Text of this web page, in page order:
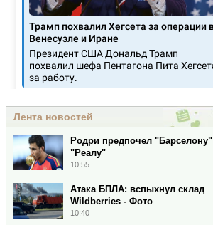
Лента новостей
Родри предпочел "Барселону"
"Реалу"
10:55
Атака БПЛА: вспыхнул склад
Wildberries - Фото
10:40